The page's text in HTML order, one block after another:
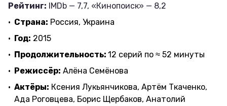
Рейтинг: IMDb — 7,7, «Кинопоиск» — 8,2
Страна: Россия, Украина
Год: 2015
Продолжительность: 12 серий по ≈ 52 минуты
Режиссёр: Алёна Семёнова
Актёры: Ксения Лукьянчикова, Артём Ткаченко,
Ада Роговцева, Борис Щербаков, Анатолий